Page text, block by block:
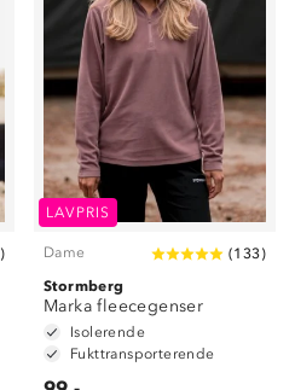
)
LAVPRIS
Dame (133)
Stormberg
Marka fleecegenser
Isolerende
Fukttransporterende